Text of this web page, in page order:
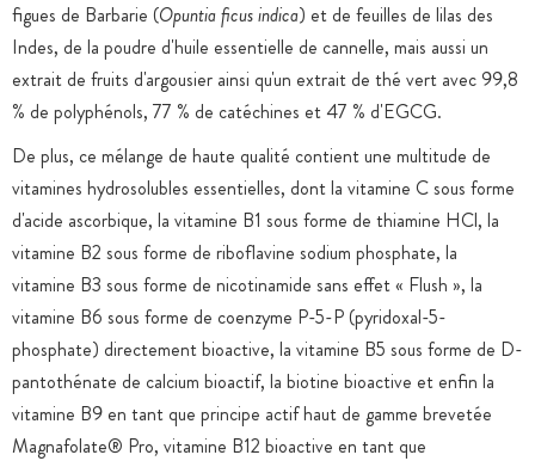
figues de Barbarie (Opuntia ficus indica) et de feuilles de lilas des
Indes, de la poudre d'huile essentielle de cannelle, mais aussi un
extrait de fruits d'argousier ainsi qu'un extrait de thé vert avec 99,8
% de polyphénols, 77 % de catéchines et 47 % d'EGCG.
De plus, ce mélange de haute qualité contient une multitude de
vitamines hydrosolubles essentielles, dont la vitamine C sous forme
d'acide ascorbique, la vitamine B1 sous forme de thiamine HCl, la
vitamine B2 sous forme de riboflavine sodium phosphate, la
vitamine B3 sous forme de nicotinamide sans effet « Flush », la
vitamine B6 sous forme de coenzyme P-5-P (pyridoxal-5-
phosphate) directement bioactive, la vitamine B5 sous forme de D-
pantothénate de calcium bioactif, la biotine bioactive et enfin la
vitamine B9 en tant que principe actif haut de gamme brevetée
Magnafolate® Pro, vitamine B12 bioactive en tant que